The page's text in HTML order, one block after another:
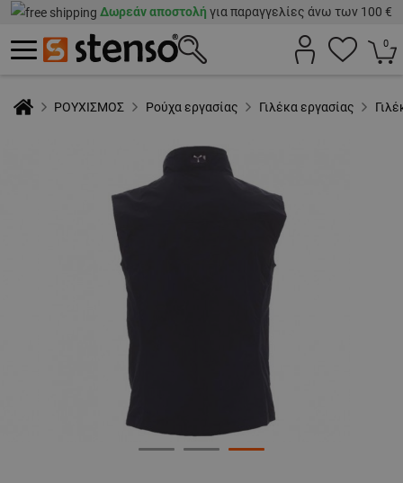
Δωρεάν αποστολή για παραγγελίες άνω των 100 €
0
ΡΟΥΧΙΣΜΟΣ Ρούχα εργασίας Γιλέκα εργασίας